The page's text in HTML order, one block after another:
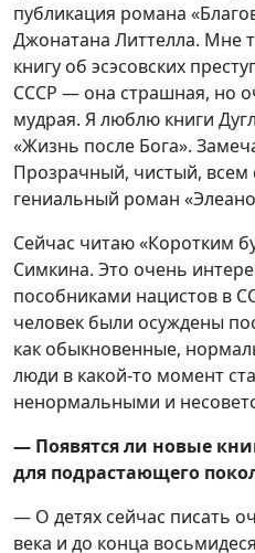
публикация романа
Джонатана Литтелла. Мне
книгу об эсэсовских
СССР — она страшная, но
мудрая. Я люблю книги
«Жизнь после Бога».
Прозрачный, чистый, всем
гениальный роман
Сейчас читаю «Коротким
Симкина. Это очень
пособниками нацистов в
человек были осуждены
как обыкновенные,
люди в какой-то момент
ненормальными и
— Появятся ли новые
для подрастающего
— О детях сейчас писать
века и до конца